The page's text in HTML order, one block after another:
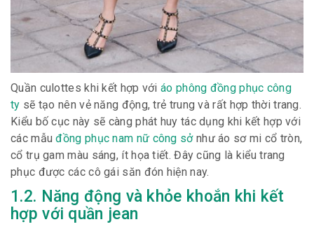
Quần culottes khi kết hợp vớiáo phông đồng phục công
ty sẽ tạo nên vẻ năng động, trẻ trung và rất hợp thời trang.
Kiểu bố cục này sẽ càng phát huy tác dụng khi kết hợp với
các mẫuđồng phục nam nữ công sởnhư áo sơ mi cổ tròn,
cổ trụ gam màu sáng, ít họa tiết. Đây cũng là kiểu trang
phục được các cô gái săn đón hiện nay.
1.2. Năng động và khỏe khoắn khi kết
hợp với quần jean